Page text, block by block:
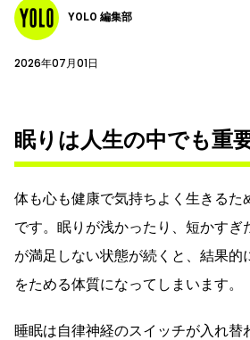
YOLO 編集部
2026年07月01日
眠りは人生の中でも重
体も心も健康で気持ちよく生きるた
です。眠りが浅かったり、短かすぎ
が満足しない状態が続くと、結果的
をためる体質になってしまいます。
睡眠は自律神経のスイッチが入れ替